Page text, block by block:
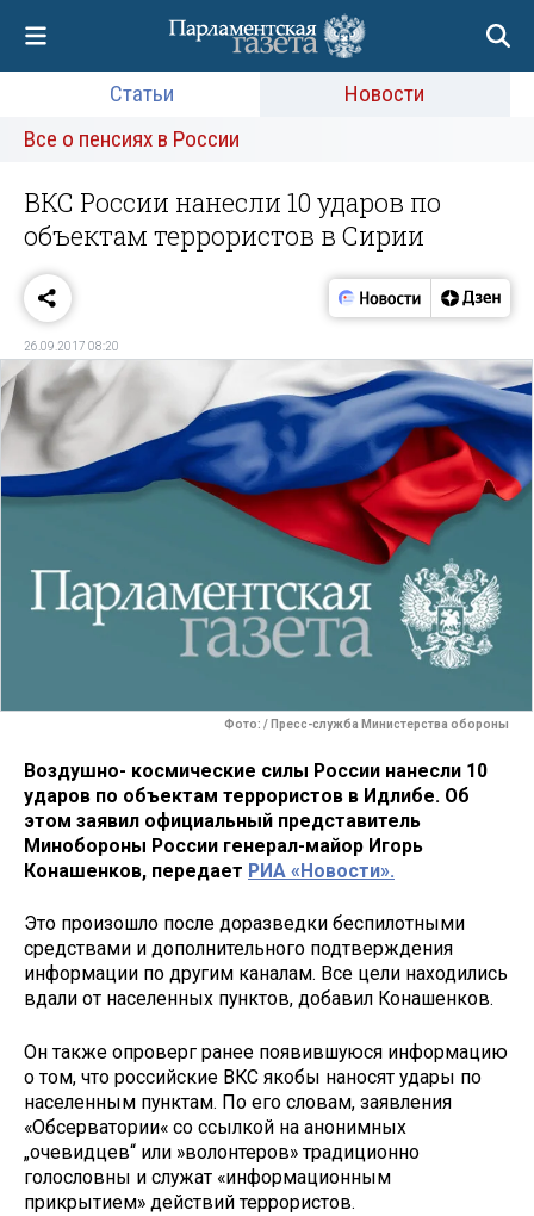
Статьи
Новости
Все о пенсиях в России
ВКС России нанесли 10 ударов по
объектам террористов в Сирии
26.09.2017 08:20
Фото: / Пресс-служба Министерства обороны
Воздушно- космические силы России нанесли 10
ударов по объектам террористов в Идлибе. Об
этом заявил официальный представитель
Минобороны России генерал-майор Игорь
Конашенков, передает РИА «Новости».
Это произошло после доразведки беспилотными
средствами и дополнительного подтверждения
информации по другим каналам. Все цели находились
вдали от населенных пунктов, добавил Конашенков.
Он также опроверг ранее появившуюся информацию
о том, что российские ВКС якобы наносят удары по
населенным пунктам. По его словам, заявления
«Обсерватории« со ссылкой на анонимных
„очевидцев“ или »волонтеров» традиционно
голословны и служат «информационным
прикрытием» действий террористов.